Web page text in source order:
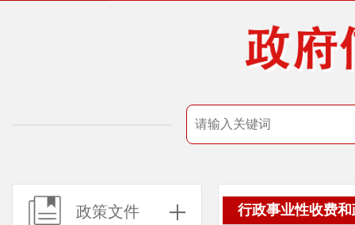
政策文件 行政事业性收费